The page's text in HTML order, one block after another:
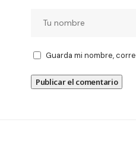
Guarda mi nombre,